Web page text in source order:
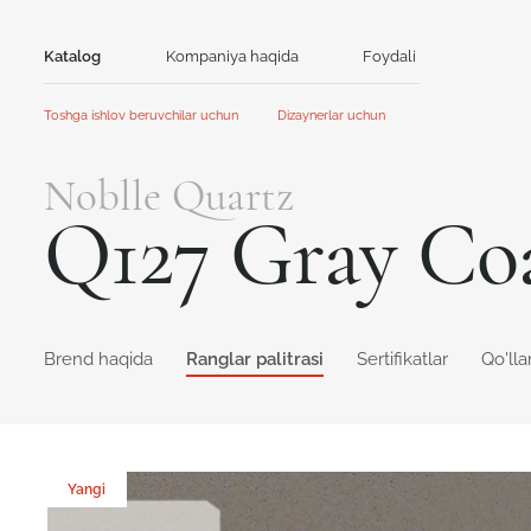
Katalog
Tosh
Akril tosh
GRANDEX
NEOMARM
Noblle Quartz
Kompaniya haqida Foydali
Toshga ishlov beruvchilar uchun
Hamkorlik
Aksiyalar va yangiliklar
Qo'llanma
Kataloglar va taqdimotlar
Dizaynerlar uchun
Yangiliklar
Mijozlar uchun kontent
Online dizayner
Noblle Quartz
Q127 Gray
Brend haqida Ranglar palitrasi Sertifikatlar
Yangi